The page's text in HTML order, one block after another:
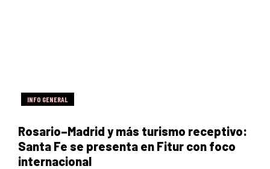
INFO GENERAL
Rosario–Madrid y más turismo receptivo:
Santa Fe se presenta en Fitur con foco
internacional